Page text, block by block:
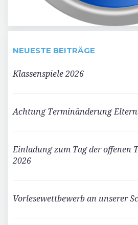
NEUESTE BEITRÄGE
Klassenspiele 2026
Achtung Terminänderung
Einladung zum Tag der offenen
2026
Vorlesewettbewerb an unserer